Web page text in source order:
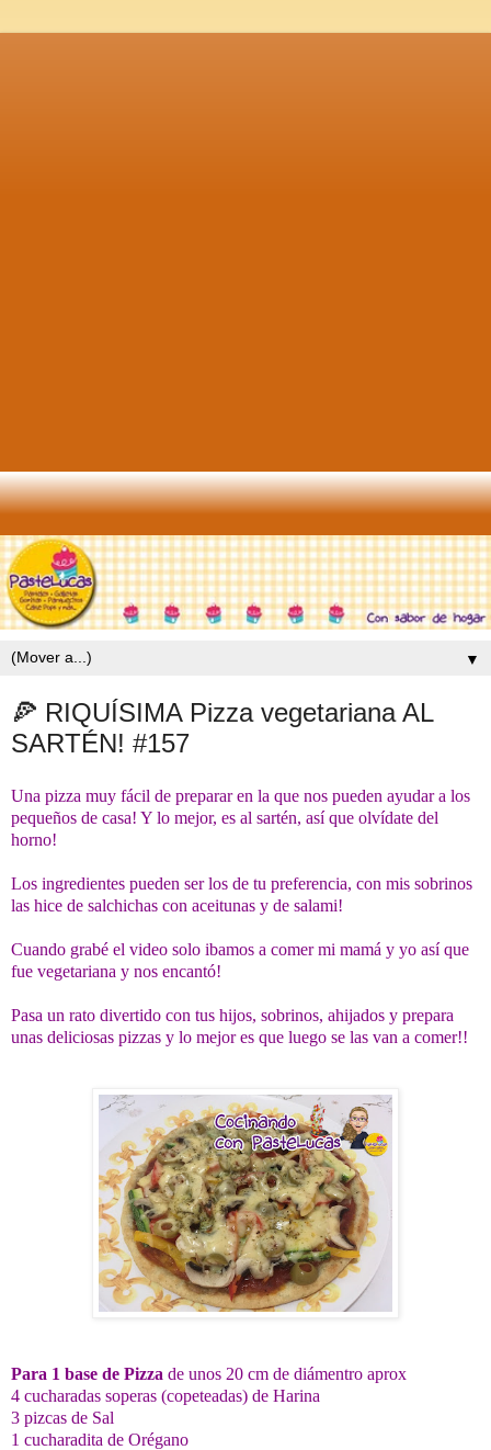
▼
🍕 RIQUÍSIMA Pizza vegetariana AL
SARTÉN! #157
Una pizza muy fácil de preparar en la que nos pueden ayudar a los
pequeños de casa! Y lo mejor, es al sartén, así que olvídate del
horno!
Los ingredientes pueden ser los de tu preferencia, con mis sobrinos
las hice de salchichas con aceitunas y de salami!
Cuando grabé el video solo ibamos a comer mi mamá y yo así que
fue vegetariana y nos encantó!
Pasa un rato divertido con tus hijos, sobrinos, ahijados y prepara
unas deliciosas pizzas y lo mejor es que luego se las van a comer!!
Para 1 base de Pizza de unos 20 cm de diámentro aprox
4 cucharadas soperas (copeteadas) de Harina
3 pizcas de Sal
1 cucharadita de Orégano